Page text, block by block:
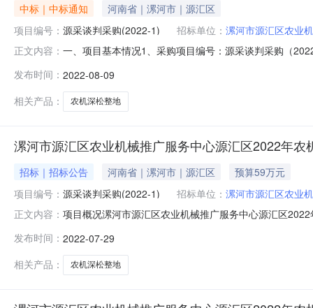
中标｜中标通知
河南省｜漯河市｜源汇区
项目编号： 源采谈判采购(2022-1) 招标单位： 漯河市源汇区农业
正文内容： 一、项目基本情况1、采购项目编号：源采谈判采购（
业补助任务的农机合作社（具体详见谈判文件）临颍县
1
发布时间： 2022-08-09
相关产品：
农机深松整地
漯河市源汇区农业机械推广服务中心源汇区2022年
招标｜招标公告 河南省｜漯河市｜源汇区
预算59万元
项目编号： 源采谈判采购(2022-1) 招标单位： 漯河市源汇区农业
正文内容： 项目概况漯河市源汇区农业机械推广服务中心源汇区
采购方式：竞争性谈判4、预算金额：590,000.00元最高
发布时间： 2022-07-29
相关产品：
农机深松整地